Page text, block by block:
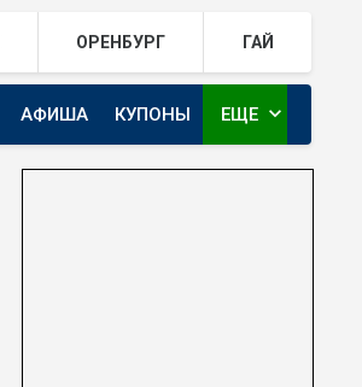
ОРЕНБУРГ ГАЙ
АФИША КУПОНЫ
ТЕЛЕКАНАЛ ЕВРАЗИЯ
ЕЩЕ expand_more